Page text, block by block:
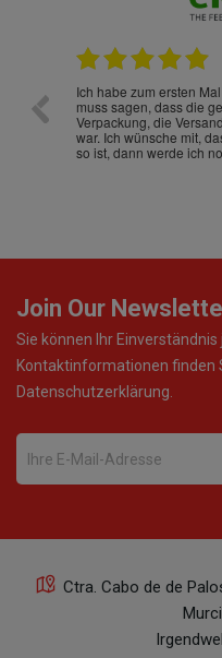
Ich habe zum ersten
muss sagen, dass die
Verpackung, die
war. Ich wünsche mit,
so ist, dann werde ich
Join Our
Sie können Ihr
Kontaktinformationen finden
Datenschutzerklärung.
Ctra. Cabo de de